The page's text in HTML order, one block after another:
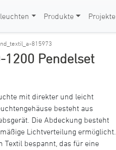
Produkte Projekte
815973
Pendelset
mit direkter und leicht
besteht aus
Die Abdeckung besteht
Lichtverteilung ermöglicht.
Textil bespannt, das für eine